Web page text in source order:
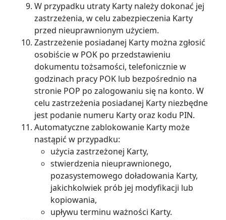
W przypadku utraty Karty należy dokonać jej
zastrzeżenia, w celu zabezpieczenia Karty
przed nieuprawnionym użyciem.
Zastrzeżenie posiadanej Karty można zgłosić
osobiście w POK po przedstawieniu
dokumentu tożsamości, telefonicznie w
godzinach pracy POK lub bezpośrednio na
stronie POP po zalogowaniu się na konto. W
celu zastrzeżenia posiadanej Karty niezbędne
jest podanie numeru Karty oraz kodu PIN.
Automatyczne zablokowanie Karty może
nastąpić w przypadku:
użycia zastrzeżonej Karty,
stwierdzenia nieuprawnionego,
pozasystemowego doładowania Karty,
jakichkolwiek prób jej modyfikacji lub
kopiowania,
upływu terminu ważności Karty.